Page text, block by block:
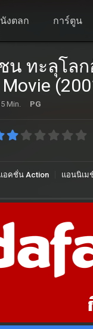
งตลก การ์ตูน
ทะลุโลก
Min. PG
อคชั่น Action แอนนิเม